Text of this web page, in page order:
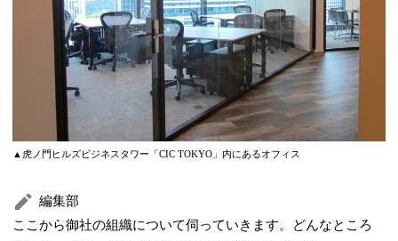
▲虎ノ門ヒルズビジネスタワー「CIC TOKYO」内にあるオフィス
編集部
ここから御社の組織について伺っていきます。どんなところ